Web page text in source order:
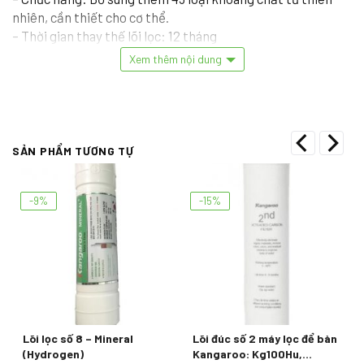
nhiên, cần thiết cho cơ thể.
– Thời gian thay thế lõi lọc: 12 tháng
Xem thêm nội dung
SẢN PHẨM TƯƠNG TỰ
-9%
Lõi lọc số 8 – Mineral
(Hydrogen)
-15%
Lõi đúc số 2 máy lọc để bàn
Kangaroo: Kg100Hu,